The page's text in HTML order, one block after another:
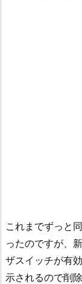
これまでずっと
ったのですが、
ザスイッチが有
示されるので削